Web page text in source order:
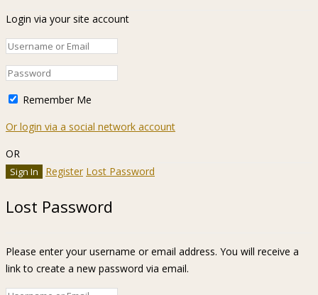
Login via your site account
Remember Me
Or login via a social network account
OR
Register Lost Password
Lost Password
Please enter your username or email address. You will receive a
link to create a new password via email.